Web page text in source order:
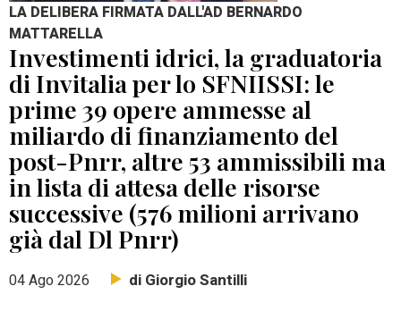
LA DELIBERA FIRMATA DALL'AD BERNARDO
MATTARELLA
Investimenti idrici, la graduatoria
di Invitalia per lo SFNIISSI: le
prime 39 opere ammesse al
miliardo di finanziamento del
post-Pnrr, altre 53 ammissibili ma
in lista di attesa delle risorse
successive (576 milioni arrivano
già dal Dl Pnrr)
04 Ago 2026 di Giorgio Santilli